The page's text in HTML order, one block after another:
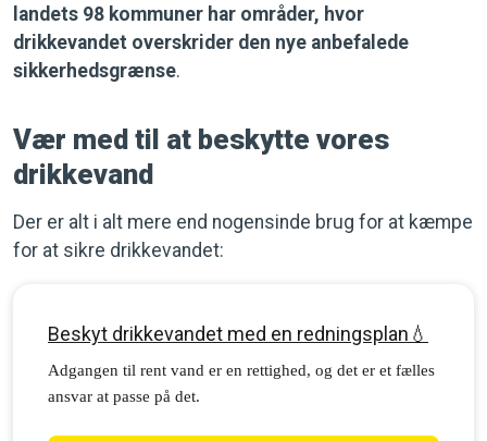
landets 98 kommuner har områder, hvor
drikkevandet overskrider den nye anbefalede
sikkerhedsgrænse.
Vær med til at beskytte vores
drikkevand
Der er alt i alt mere end nogensinde brug for at kæmpe
for at sikre drikkevandet:
Beskyt drikkevandet med en redningsplan💧
Adgangen til rent vand er en rettighed, og det er et fælles
ansvar at passe på det.